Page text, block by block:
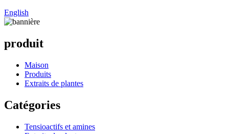
English
produit
Maison
Produits
Extraits de plantes
Catégories
Tensioactifs et amines